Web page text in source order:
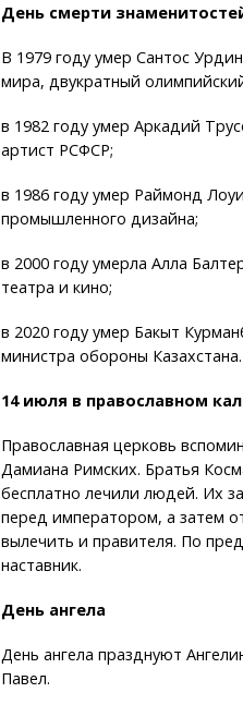
День смерти
В 1979 году умер Сантос
мира, двукратный
в 1982 году умер Аркадий
артист РСФСР;
в 1986 году умер Раймонд
промышленного дизайна;
в 2000 году умерла Алла
театра и кино;
в 2020 году умер Бакыт
министра обороны Казахстана.
14 июля в православном
Православная церковь
Дамиана Римских. Братья
бесплатно лечили людей. Их
перед императором, а затем
вылечить и правителя. По
наставник.
День ангела
День ангела празднуют
Павел.